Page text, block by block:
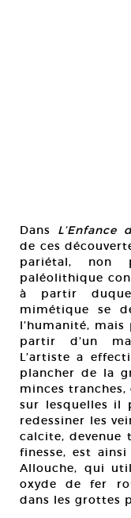
Dans L’Enfance
de ces
pariétal, non
paléolithique
à partir
mimétique se
l’humanité,
partir d’un
L’artiste a
plancher de la
minces
sur lesquelles il
redessiner les
calcite, devenue
finesse, est
Allouche, qui
oxyde de fer
dans les grottes